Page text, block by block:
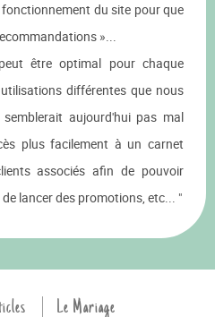
du site pour que
»...
être optimal pour chaque
différentes que nous
aujourd'hui pas mal
plus facilement à un carnet
associés afin de pouvoir
lancer des promotions, etc... "
Le Mariage